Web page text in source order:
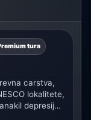
tura
carstva,
lokalitete,
depresiju